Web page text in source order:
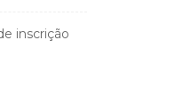
inscrição